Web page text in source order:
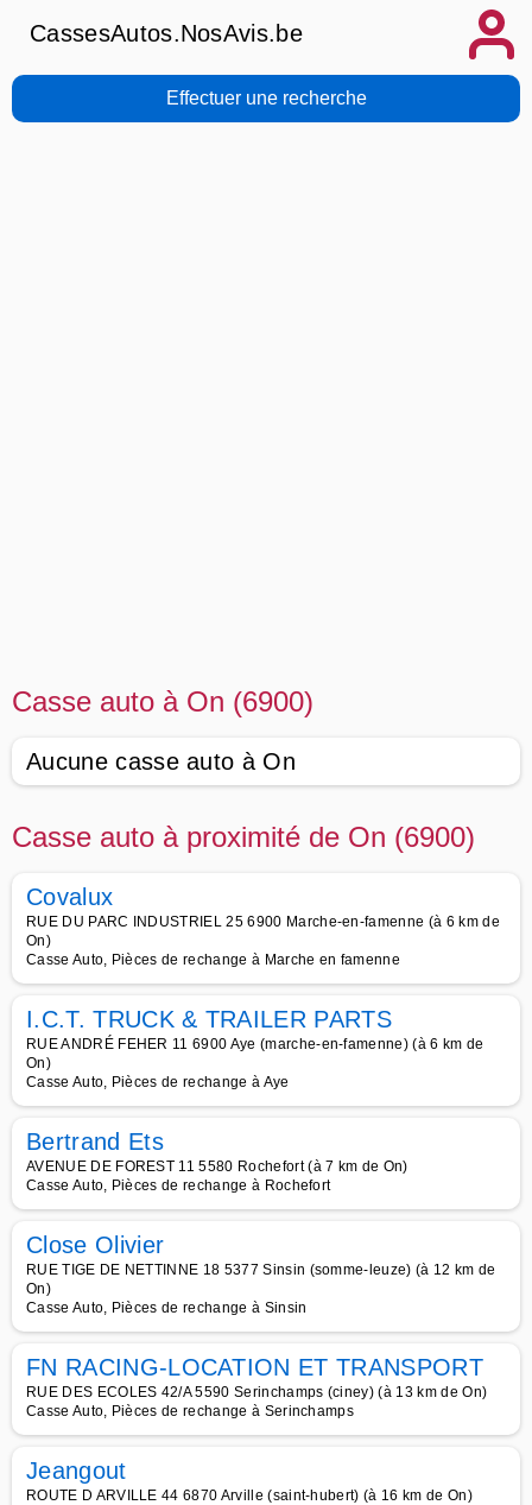
CassesAutos.NosAvis.be
Effectuer une recherche
Casse auto à On (6900)
Aucune casse auto à On
Casse auto à proximité de On (6900)
Covalux
RUE DU PARC INDUSTRIEL 25 6900 Marche-en-famenne (à 6 km de
On)
Casse Auto, Pièces de rechange à Marche en famenne
I.C.T. TRUCK & TRAILER PARTS
RUE ANDRÉ FEHER 11 6900 Aye (marche-en-famenne) (à 6 km de
On)
Casse Auto, Pièces de rechange à Aye
Bertrand Ets
AVENUE DE FOREST 11 5580 Rochefort (à 7 km de On)
Casse Auto, Pièces de rechange à Rochefort
Close Olivier
RUE TIGE DE NETTINNE 18 5377 Sinsin (somme-leuze) (à 12 km de
On)
Casse Auto, Pièces de rechange à Sinsin
FN RACING-LOCATION ET TRANSPORT
RUE DES ECOLES 42/A 5590 Serinchamps (ciney) (à 13 km de On)
Casse Auto, Pièces de rechange à Serinchamps
Jeangout
ROUTE D ARVILLE 44 6870 Arville (saint-hubert) (à 16 km de On)